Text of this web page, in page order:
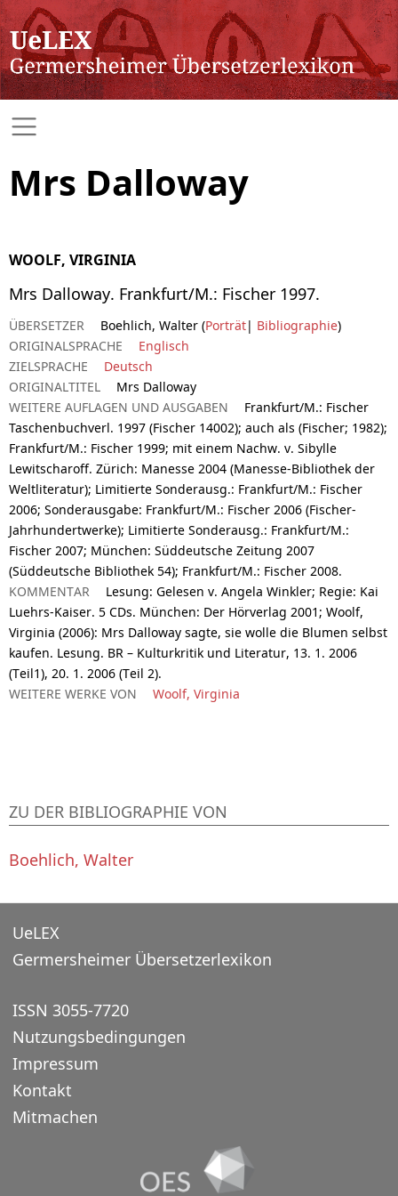
Mrs Dalloway
WOOLF, VIRGINIA
Mrs Dalloway. Frankfurt/M.: Fischer 1997.
ÜBERSETZER Boehlich, Walter (Porträt| Bibliographie)
ORIGINALSPRACHE
Englisch
ZIELSPRACHE
Deutsch
ORIGINALTITEL
Mrs Dalloway
WEITERE AUFLAGEN UND AUSGABEN
Frankfurt/M.: Fischer
Taschenbuchverl. 1997 (Fischer 14002); auch als (Fischer; 1982);
Frankfurt/M.: Fischer 1999; mit einem Nachw. v. Sibylle
Lewitscharoff. Zürich: Manesse 2004 (Manesse-Bibliothek der
Weltliteratur); Limitierte Sonderausg.: Frankfurt/M.: Fischer
2006; Sonderausgabe: Frankfurt/M.: Fischer 2006 (Fischer-
Jahrhundertwerke); Limitierte Sonderausg.: Frankfurt/M.:
Fischer 2007; München: Süddeutsche Zeitung 2007
(Süddeutsche Bibliothek 54); Frankfurt/M.: Fischer 2008.
KOMMENTAR
Lesung: Gelesen v. Angela Winkler; Regie: Kai
Luehrs-Kaiser. 5 CDs. München: Der Hörverlag 2001; Woolf,
Virginia (2006): Mrs Dalloway sagte, sie wolle die Blumen selbst
kaufen. Lesung. BR – Kulturkritik und Literatur, 13. 1. 2006
(Teil1), 20. 1. 2006 (Teil 2).
WEITERE WERKE VON
Woolf, Virginia
ZU DER BIBLIOGRAPHIE VON
Boehlich, Walter
UeLEX
Germersheimer Übersetzerlexikon
ISSN 3055-7720
Nutzungsbedingungen
Impressum
Kontakt
Mitmachen